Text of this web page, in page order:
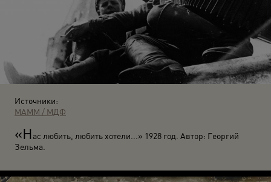
Источники:
МАММ / МДФ
«Нас любить, любить хотели...» 1928 год. Автор: Георгий
Зельма.